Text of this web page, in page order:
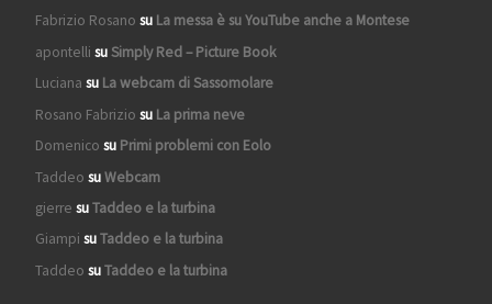
Fabrizio Rosano su La messa è su YouTube anche a Montese
apontelli suSimply Red – Picture Book
Luciana su La webcam di Sassomolare
Rosano Fabrizio su La prima neve
Domenico su Primi problemi con Eolo
Taddeo suWebcam
gierre suTaddeo e la turbina
Giampi suTaddeo e la turbina
Taddeo suTaddeo e la turbina